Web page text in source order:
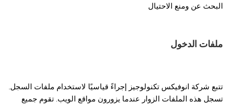
البحث عن ومنع الاحتيال
ملفات الدخول
تتبع شركة انوفيكس تكنولوجيز إجراءً قياسيًا لاستخدام ملفات السجل.
تسجل هذه الملفات الزوار عندما يزورون مواقع الويب. تقوم جميع